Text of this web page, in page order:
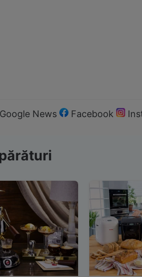
Google News Facebook